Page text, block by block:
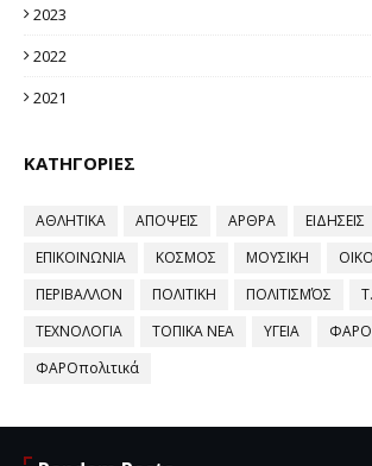
2023
2022
2021
ΚΑΤΗΓΟΡΙΕΣ
ΑΘΛΗΤΙΚΑ ΑΠΟΨΕΙΣ ΑΡΘΡΑ ΕΙΔΗΣΕΙΣ
ΕΠΙΚΟΙΝΩΝΙΑ
ΚΟΣΜΟΣ ΜΟΥΣΙΚΗ
ΠΕΡΙΒΑΛΛΟΝ
ΠΟΛΙΤΙΚΗ ΠΟΛΙΤΙΣΜΌΣ
ΤΕΧΝΟΛΟΓΙΑ
ΤΟΠΙΚΑ ΝΕΑ ΥΓΕΙΑ
ΦΑΡΟπολιτικά